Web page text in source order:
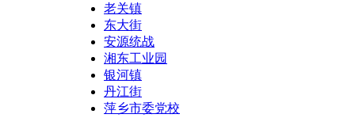
老关镇
东大街
安源统战
湘东工业园
银河镇
丹江街
萍乡市委党校